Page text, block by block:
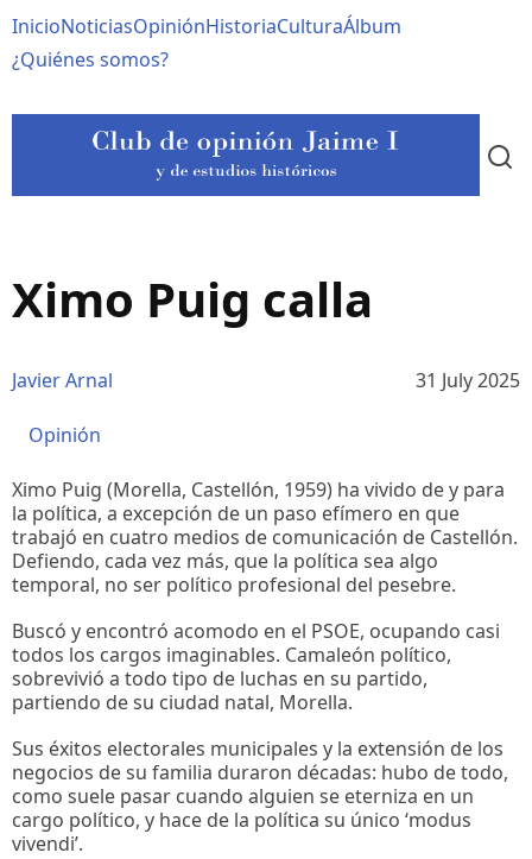
al
contenido
Navegación
principal
InicioNoticiasOpiniónHistoriaCulturaÁlbum
¿Quiénes somos?
Ximo Puig calla
Javier Arnal 31 July 2025
Opinión
Ximo Puig (Morella, Castellón, 1959) ha vivido de y para
la política, a excepción de un paso efímero en que
trabajó en cuatro medios de comunicación de Castellón.
Defiendo, cada vez más, que la política sea algo
temporal, no ser político profesional del pesebre.
Buscó y encontró acomodo en el PSOE, ocupando casi
todos los cargos imaginables. Camaleón político,
sobrevivió a todo tipo de luchas en su partido,
partiendo de su ciudad natal, Morella.
Sus éxitos electorales municipales y la extensión de los
negocios de su familia duraron décadas: hubo de todo,
como suele pasar cuando alguien se eterniza en un
cargo político, y hace de la política su único ‘modus
vivendi’.